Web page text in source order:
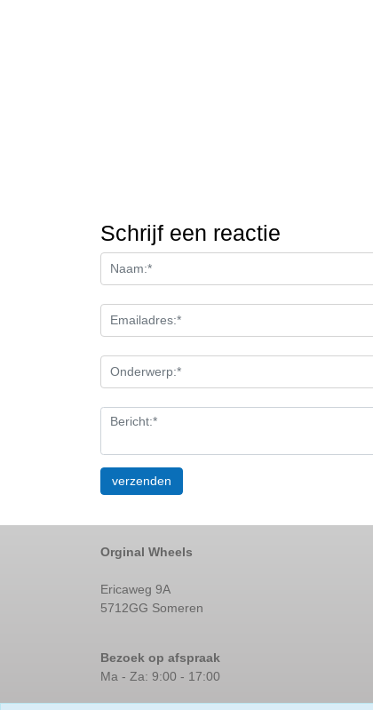
Schrijf een reactie
Orginal Wheels
Ericaweg 9A
5712GG Someren
Bezoek op afspraak
Ma - Za: 9:00 - 17:00